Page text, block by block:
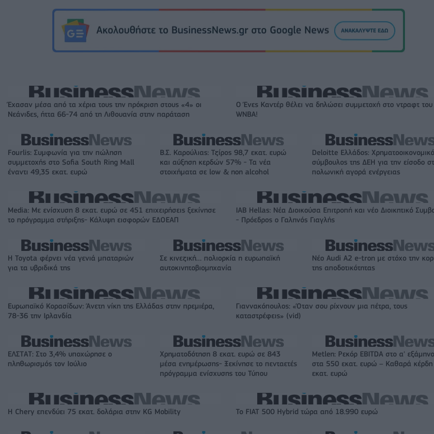
Έχασαν μέσα από τα χέρια τους την πρόκριση στους «4» οι
Νεάνιδες, ήττα 66-74 από τη Λιθουανία στην παράταση
Ο Ένες Καντέρ θέλει να δηλώσει συμμετοχή στο ντραφτ του
WNBA!
Fourlis: Συμφωνία για την πώληση
συμμετοχής στο Sofia South Ring Mall
έναντι 49,35 εκατ. ευρώ
Β.Σ. Καρούλιας: Τζίρος 98,7 εκατ. ευρώ
και αύξηση κερδών 57% - Τα νέα
στοιχήματα σε low & non alcohol
Deloitte Ελλάδος:
σύμβουλος της ΔΕΗ για την είσοδο
πολωνική αγορά ενέργειας
Media: Με ενίσχυση 8 εκατ. ευρώ σε 451 επιχειρήσεις ξεκίνησε
το πρόγραμμα στήριξης- Κάλυψη εισφορών ΕΔΟΕΑΠ
IAB Hellas: Νέα Διοικούσα Επιτροπή και νέο Διοικητικό
- Πρόεδρος ο Γαληνός Γιαγλής
Η Toyota φέρνει νέα γενιά μπαταριών
για τα υβριδικά της
Σε κινεζική… πολιορκία η ευρωπαϊκή
αυτοκινητοβιομηχανία
Νέο Audi A2 e-tron με στόχο την
της αποδοτικότητας
Ευρωπαϊκό Κορασίδων: Άνετη νίκη της Ελλάδας στην πρεμιέρα,
78-36 την Ιρλανδία
Γιαννακόπουλος: «Όταν σου ρίχνουν μια πέτρα, τους
καταστρέφεις» (vid)
ΕΛΣΤΑΤ: Στο 3,4% υποχώρησε ο
πληθωρισμός τον Ιούλιο
Χρηματοδότηση 8 εκατ. ευρώ σε 843
μέσα ενημέρωσης- Ξεκίνησε το πενταετές
πρόγραμμα ενίσχυσης του Τύπου
Metlen: Ρεκόρ EBITDA στο α'
στα 550 εκατ. ευρώ – Καθαρά
εκατ. ευρώ
Η Chery επενδύει 75 εκατ. δολάρια στην KG Mobility Το FIAT 500 Hybrid τώρα από 18.990 ευρώ